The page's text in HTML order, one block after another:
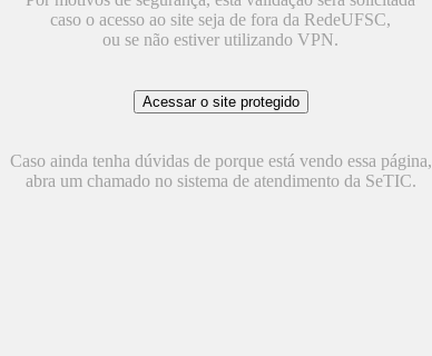
caso o acesso ao site seja de fora da RedeUFSC,
ou se não estiver utilizando VPN.
Caso ainda tenha dúvidas de porque está vendo essa página,
abra um chamado no sistema de atendimento da SeTIC.